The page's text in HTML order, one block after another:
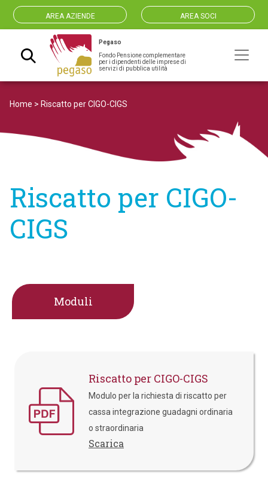
AREA AZIENDE AREA SOCI
Navigazione principale
Pegaso
Fondo Pensione complementare
per i dipendenti delle imprese di
servizi di pubblica utilità
Home > Riscatto per CIGO-CIGS
Riscatto per CIGO-
CIGS
Moduli
Riscatto per CIGO-CIGS
Modulo per la richiesta di riscatto per
cassa integrazione guadagni ordinaria
o straordinaria
Scarica